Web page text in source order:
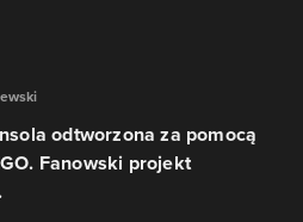
odtworzona za pomocą
Fanowski projekt